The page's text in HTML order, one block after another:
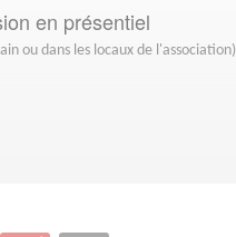
en présentiel
ou dans les locaux de l'association)